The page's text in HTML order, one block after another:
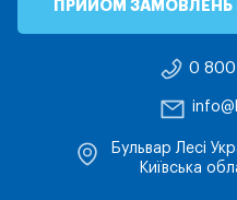
ПРИЙОМ ЗАМОВЛЕНЬ
0
Бульвар Лесі
Київська